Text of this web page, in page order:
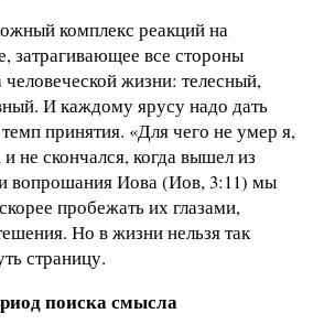
комплекс реакций на
затрагивающее все стороны
жизни: телесный,
И каждому ярусу надо дать
принятия. «Для чего не умер я,
не скончался, когда вышел из
вопрошания Иова (Иов, 3:11) мы
пробежать их глазами,
Но в жизни нельзя так
страницу.
поиска смысла